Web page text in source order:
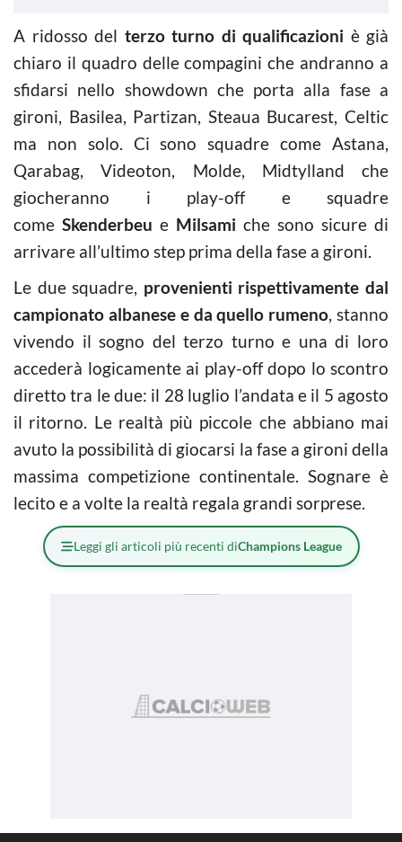
A ridosso del terzo turno di qualificazioni è già
chiaro il quadro delle compagini che andranno a
sfidarsi nello showdown che porta alla fase a
gironi, Basilea, Partizan, Steaua Bucarest, Celtic
ma non solo. Ci sono squadre come Astana,
Qarabag, Videoton, Molde, Midtylland che
giocheranno i play-off e squadre
come Skenderbeu e Milsami che sono sicure di
arrivare all’ultimo step prima della fase a gironi.
Le due squadre, provenienti rispettivamente dal
campionato albanese e da quello rumeno, stanno
vivendo il sogno del terzo turno e una di loro
accederà logicamente ai play-off dopo lo scontro
diretto tra le due: il 28 luglio l’andata e il 5 agosto
il ritorno. Le realtà più piccole che abbiano mai
avuto la possibilità di giocarsi la fase a gironi della
massima competizione continentale. Sognare è
lecito e a volte la realtà regala grandi sorprese.
Leggi gli articoli più recenti diChampions League